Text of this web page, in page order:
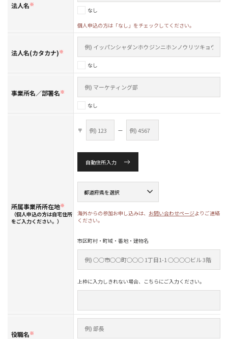
法人名※
なし
個人申込の方は「なし」をチェックしてください。
法人名(カタカナ)※
なし
事業所名／部署名※
なし
所属事業所所在地※
（個人申込の方は自宅住所
をご入力ください。）
〒 —
自動住所入力
海外からの参加お申し込みは、 お問い合わせページよりご連絡
ください。
市区町村・町域・番地・建物名
上枠に入力しきれない場合、こちらにご入力ください。
役職名※